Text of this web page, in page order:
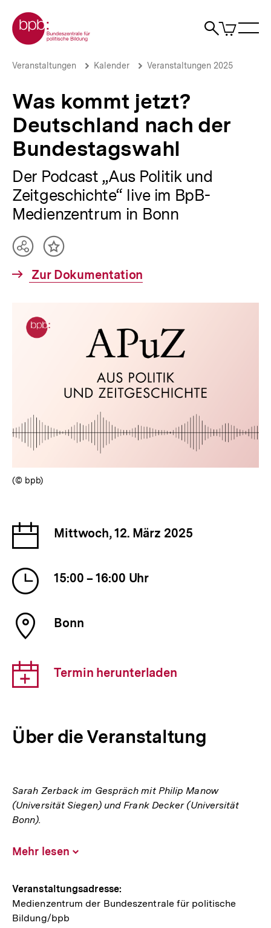
zum
Seiteninhalt
springen
Zur Startseite der bpb
Suche
Artikel
im
Was
Deutschland
nach
der
Bundestagswahl
bpb.de
Brotkrümelnavigation
Pfadnavigation
Veranstaltungen Kalender Veranstaltungen 2025
Was kommt jetzt?
Deutschland nach der
Bundestagswahl
Der Podcast „Aus Politik und
Zeitgeschichte“ live im BpB-
Medienzentrum in Bonn
Interner
Zur Dokumentation
Teilen
Optionen
anzeigen
Inhalt
merken
(© bpb)
Datum
der
Veranstaltung
Mittwoch, 12. März 2025
Uhrzeit
der
Veranstaltung
15:00 – 16:00 Uhr
Ort
der
Bonn
Download-
Link:
Termin herunterladen
Über die Veranstaltung
Sarah Zerback im Gespräch mit Philip Manow
(Universität Siegen) und Frank Decker (Universität
Bonn).
Mehr lesen
Hinweise
zur
Veranstaltungsadresse:
Medienzentrum der Bundeszentrale für politische
Bildung/bpb